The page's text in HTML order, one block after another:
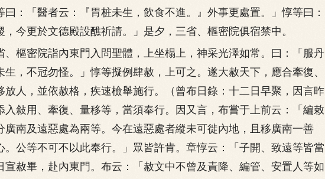
曰：「醫者云：『胃桩未生，飲食不進。』外事更處置。」惇等曰：
，今更於文德殿設醮祈請。」是夕，三省、樞密院俱宿禁中。
密院詣內東門入問聖體，上坐榻上，神采光澤如常。曰：「服丹
生，不冠勿怪。」惇等擬例肆赦，上可之。遂大赦天下，應合牽復、
放人，並依赦格，疾速檢舉施行。（曾布日錄：十二日早聚，因言昨
入敍用、牽復、量移等，當須奉行。因又言，布嘗于上前云：「編敕
廣南及遠惡處為兩等。今在遠惡處者縱未可徙內地，且移廣南一善
。公等不可不以此奉行。」眾皆許肯。章惇云：「子開、致遠等皆當
宣赦畢，赴內東門。布云：「赦文中不曾及責降、編管、安置人等如